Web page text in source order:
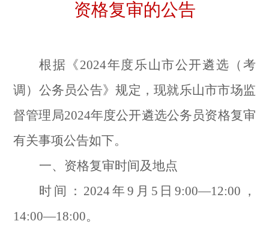
资格复审的公告
根据《2024年度乐山市公开遴选（考
调）公务员公告》规定，现就乐山市市场监
督管理局2024年度公开遴选公务员资格复审
有关事项公告如下。
一、资格复审时间及地点
时间：2024年9月5日9:00—12:00，
14:00—18:00。